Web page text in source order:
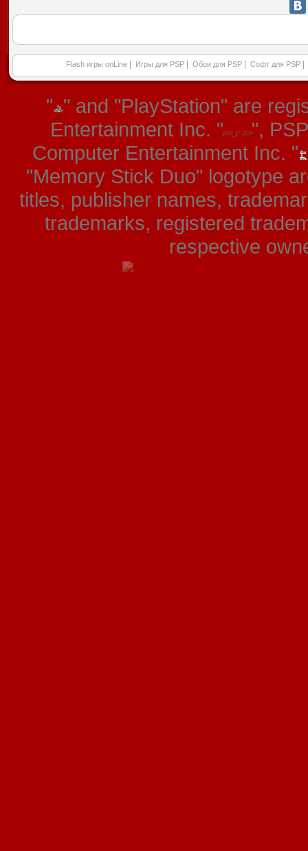
Flash игры onLine Игры для PSP Обои для PSP Софт для PSP
" " and "PlayStation" are
Entertainment Inc. "
",
Computer Entertainment Inc. "
"Memory Stick Duo" logotype
titles, publisher names,
trademarks, registered
respective